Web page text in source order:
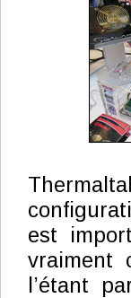
est
vraiment
l’étant